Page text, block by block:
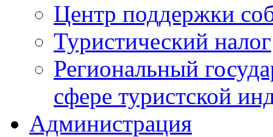
Центр поддержки
Туристический налог
Региональный
сфере туристской
Администрация